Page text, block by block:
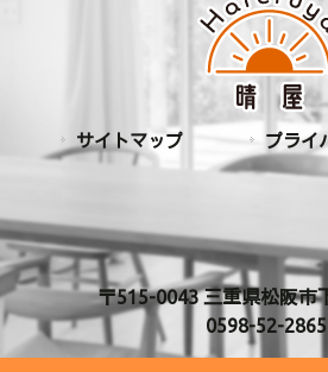
サイトマップ プライ
〒515-0043 三重県松阪市
0598-52-2865